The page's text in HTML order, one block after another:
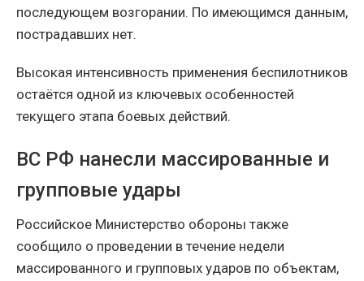
последующем возгорании. По имеющимся данным,
пострадавших нет.
Высокая интенсивность применения беспилотников
остаётся одной из ключевых особенностей
текущего этапа боевых действий.
ВС РФ нанесли массированные и
групповые удары
Российское Министерство обороны также
сообщило о проведении в течение недели
массированного и групповых ударов по объектам,